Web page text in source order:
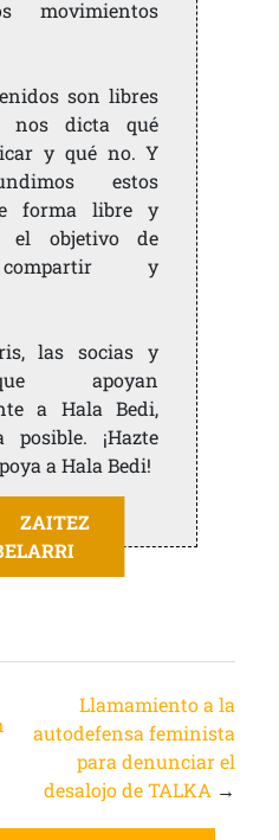
son libres
nos dicta qué
y qué no. Y
estos
forma libre y
el objetivo de
y
las socias y
apoyan
a Hala Bedi,
¡Hazte
a Hala Bedi!
Llamamiento a la
autodefensa feminista
para denunciar el
desalojo de TALKA →